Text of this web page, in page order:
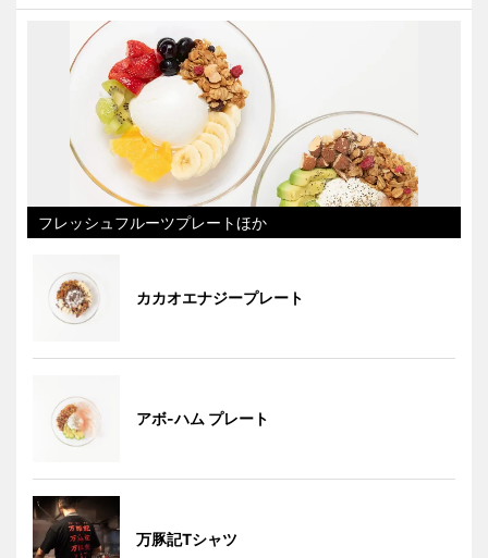
フレッシュフルーツプレートほか
カカオエナジープレート
アボ-ハム プレート
万豚記Tシャツ